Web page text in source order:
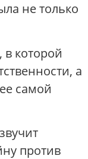
не только
которой
а
самой
против